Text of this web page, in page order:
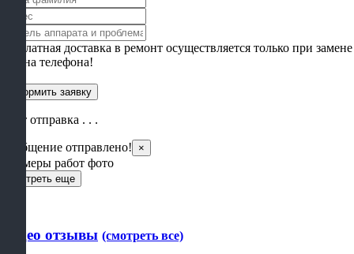
Бесплатная доставка в ремонт осуществляется только при замене
экрана телефона!
Идет отправка . . .
Сообщение отправлено! ×
Примеры работ фото
Смотреть еще
Видео отзывы (смотреть все)